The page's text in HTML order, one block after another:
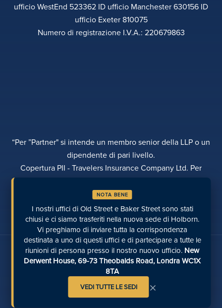
ufficio WestEnd 523362 ID ufficio Manchester 630156 ID
ufficio Exeter 810075
Numero di registrazione I.V.A.: 220679863
“Per ”Partner" si intende un membro senior della LLP o un
dipendente di pari livello.
Copertura PII - Travelers Insurance Company Ltd. Per
INFORMATIVA SULLA PRIVACY
TRASPARENZA DIVERSITÀ
EFFETTUARE UN PAGAMENTO LUOGHI
PAGINE RECENTI
Parlate con noi sui social media
NOTA BENE
I nostri uffici di Old Street e Baker Street sono stati
chiusi e ci siamo trasferiti nella nuova sede di Holborn.
Vi preghiamo di inviare tutta la corrispondenza
destinata a uno di questi uffici e di partecipare a tutte le
riunioni di persona presso il nostro nuovo ufficio. New
Derwent House, 69-73 Theobalds Road, Londra WC1X
8TA
VEDI TUTTE LE SEDI ×